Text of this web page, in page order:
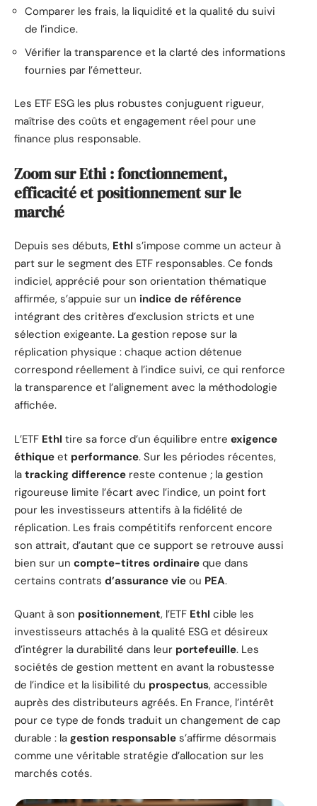
Comparer les frais, la liquidité et la qualité du suivi
de l’indice.
Vérifier la transparence et la clarté des informations
fournies par l’émetteur.
Les ETF ESG les plus robustes conjuguent rigueur,
maîtrise des coûts et engagement réel pour une
finance plus responsable.
Zoom sur Ethi : fonctionnement,
efficacité et positionnement sur le
marché
Depuis ses débuts, EthI s’impose comme un acteur à
part sur le segment des ETF responsables. Ce fonds
indiciel, apprécié pour son orientation thématique
affirmée, s’appuie sur un indice de référence
intégrant des critères d’exclusion stricts et une
sélection exigeante. La gestion repose sur la
réplication physique : chaque action détenue
correspond réellement à l’indice suivi, ce qui renforce
la transparence et l’alignement avec la méthodologie
affichée.
L’ETF EthI tire sa force d’un équilibre entre exigence
éthique et performance. Sur les périodes récentes,
la tracking difference reste contenue ; la gestion
rigoureuse limite l’écart avec l’indice, un point fort
pour les investisseurs attentifs à la fidélité de
réplication. Les frais compétitifs renforcent encore
son attrait, d’autant que ce support se retrouve aussi
bien sur un compte-titres ordinaire que dans
certains contrats d’assurance vie ou PEA.
Quant à son positionnement, l’ETF EthI cible les
investisseurs attachés à la qualité ESG et désireux
d’intégrer la durabilité dans leur portefeuille. Les
sociétés de gestion mettent en avant la robustesse
de l’indice et la lisibilité du prospectus, accessible
auprès des distributeurs agréés. En France, l’intérêt
pour ce type de fonds traduit un changement de cap
durable : la gestion responsable s’affirme désormais
comme une véritable stratégie d’allocation sur les
marchés cotés.